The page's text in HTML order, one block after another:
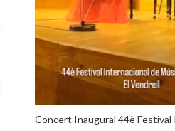
Concert Inaugural 44è